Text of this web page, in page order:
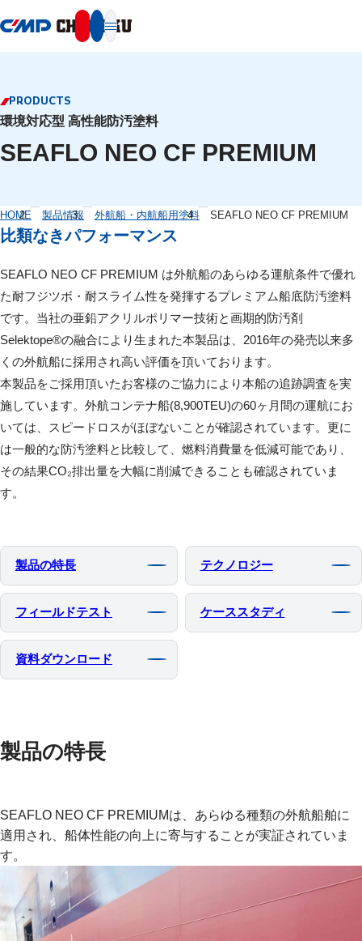
PRODUCTS
環境対応型 高性能防汚塗料
SEAFLO NEO CF PREMIUM
HOME 製品情報 外航船・内航船用塗料 SEAFLO NEO CF PREMIUM
比類なきパフォーマンス
SEAFLO NEO CF PREMIUM は外航船のあらゆる運航条件で優れ
た耐フジツボ・耐スライム性を発揮するプレミアム船底防汚塗料
です。当社の亜鉛アクリルポリマー技術と画期的防汚剤
Selektope®の融合により生まれた本製品は、2016年の発売以来多
くの外航船に採用され高い評価を頂いております。
本製品をご採用頂いたお客様のご協力により本船の追跡調査を実
施しています。外航コンテナ船(8,900TEU)の60ヶ月間の運航にお
いては、スピードロスがほぼないことが確認されています。更に
は一般的な防汚塗料と比較して、燃料消費量を低減可能であり、
その結果CO₂排出量を大幅に削減できることも確認されていま
す。
製品の特⻑ テクノロジー
フィールドテスト ケーススタディ
資料ダウンロード
製品の特長
SEAFLO NEO CF PREMIUMは、あらゆる種類の外航船舶に
適用され、船体性能の向上に寄与することが実証されていま
す。